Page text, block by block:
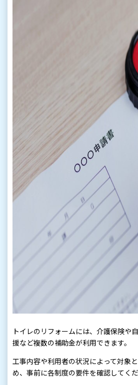
トイレのリフォームには、介護保険や
援など複数の補助金が利用できます。
工事内容や利用者の状況によって対象
め、事前に各制度の要件を確認してくだ